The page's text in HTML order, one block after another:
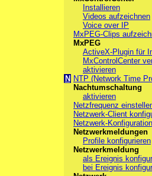
Installieren
Videos aufzeichnen
Voice over IP
MxPEG-Clips
MxPEG
ActiveX-Plugin für
MxControlCenter
aktivieren
N NTP (Network Time
Nachtumschaltung
aktivieren
Netzfrequenz
Netzwerk-Client
Netzwerk-
Netzwerkmeldungen
Profile konfigurieren
Netzwerkmeldung
als Ereignis
bei Ereignis